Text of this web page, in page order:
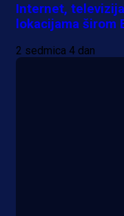
Internet,
lokacijama širom
2 sedmica 4 dan